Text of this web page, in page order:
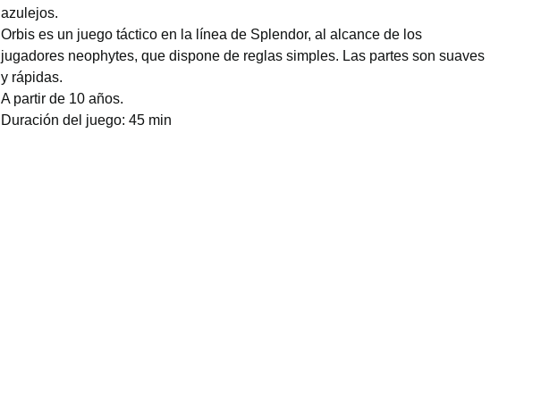
azulejos.
Orbis es un juego táctico en la línea de Splendor, al alcance de los
jugadores neophytes, que dispone de reglas simples. Las partes son suaves
y rápidas.
A partir de 10 años.
Duración del juego: 45 min